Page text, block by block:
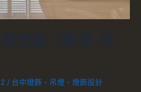
規劃《高雄-林
/ 台中燈飾 、 吊燈 、燈飾設計